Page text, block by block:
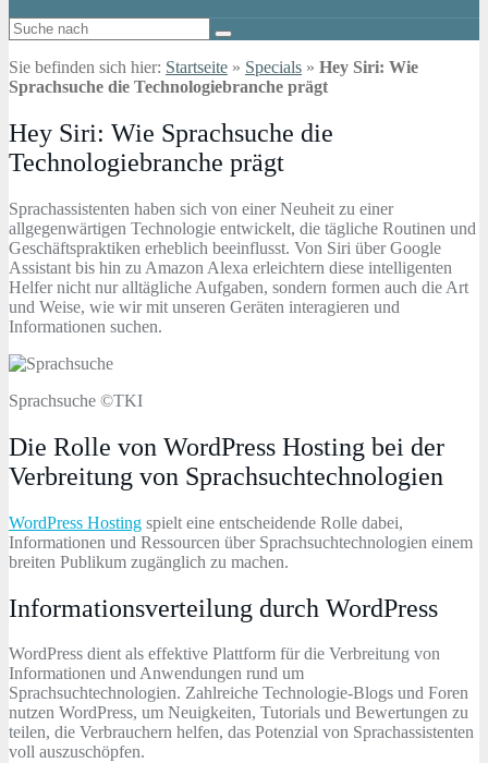
Sie befinden sich hier: Startseite » Specials » Hey Siri: Wie
Sprachsuche die Technologiebranche prägt
Hey Siri: Wie Sprachsuche die
Technologiebranche prägt
Sprachassistenten haben sich von einer Neuheit zu einer
allgegenwärtigen Technologie entwickelt, die tägliche Routinen und
Geschäftspraktiken erheblich beeinflusst. Von Siri über Google
Assistant bis hin zu Amazon Alexa erleichtern diese intelligenten
Helfer nicht nur alltägliche Aufgaben, sondern formen auch die Art
und Weise, wie wir mit unseren Geräten interagieren und
Informationen suchen.
Sprachsuche ©TKI
Die Rolle von WordPress Hosting bei der
Verbreitung von Sprachsuchtechnologien
WordPress Hosting spielt eine entscheidende Rolle dabei,
Informationen und Ressourcen über Sprachsuchtechnologien einem
breiten Publikum zugänglich zu machen.
Informationsverteilung durch WordPress
WordPress dient als effektive Plattform für die Verbreitung von
Informationen und Anwendungen rund um
Sprachsuchtechnologien. Zahlreiche Technologie-Blogs und Foren
nutzen WordPress, um Neuigkeiten, Tutorials und Bewertungen zu
teilen, die Verbrauchern helfen, das Potenzial von Sprachassistenten
voll auszuschöpfen.